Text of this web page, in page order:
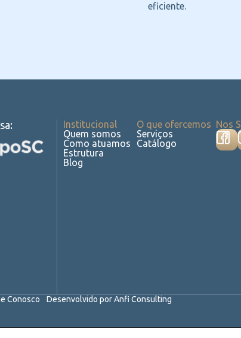
eficiente.
Institucional
Quem somos
Como atuamos
Estrutura
Blog
O que ofercemos
Serviços
Catálogo
Nos
Conosco Desenvolvido por Anfi Consulting